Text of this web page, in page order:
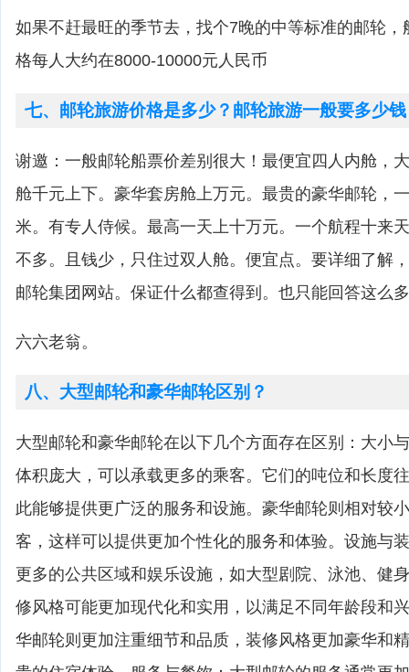
如果不赶最旺的季节去，找个7晚的中等标准的邮轮
格每人大约在8000-10000元人民币
七、邮轮旅游价格是多少？邮轮旅游一般要多少
谢邀：一般邮轮船票价差别很大！最便宜四人内舱，
舱千元上下。豪华套房舱上万元。最贵的豪华邮轮，
米。有专人侍候。最高一天上十万元。一个航程十来
不多。且钱少，只住过双人舱。便宜点。要详细了解
邮轮集团网站。保证什么都查得到。也只能回答这么
六六老翁。
八、大型邮轮和豪华邮轮区别？
大型邮轮和豪华邮轮在以下几个方面存在区别：大小
体积庞大，可以承载更多的乘客。它们的吨位和长度
此能够提供更广泛的服务和设施。豪华邮轮则相对较
客，这样可以提供更加个性化的服务和体验。设施与
更多的公共区域和娱乐设施，如大型剧院、泳池、健
修风格可能更加现代化和实用，以满足不同年龄段和
华邮轮则更加注重细节和品质，装修风格更加豪华和